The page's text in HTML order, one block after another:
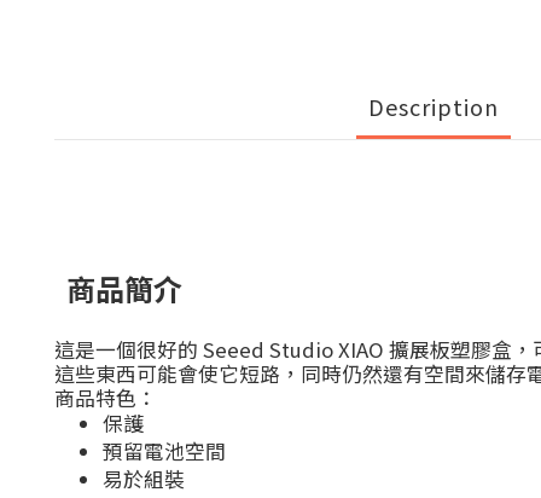
Description
商品簡介
這是一個很好的 Seeed Studio XIAO 擴展板塑膠盒
這些東西可能會使它短路，同時仍然還有空間來儲存
商品特色：
保護
預留電池空間
易於組裝